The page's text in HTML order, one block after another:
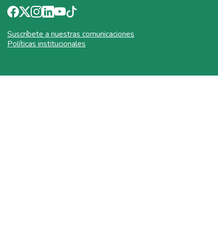
Suscríbete a nuestras comunicaciones
Políticas institucionales